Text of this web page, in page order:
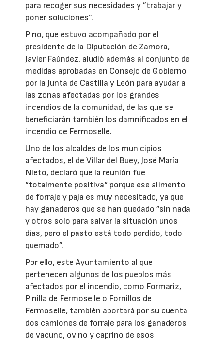
para recoger sus necesidades y ”trabajar y
poner soluciones”.
Pino, que estuvo acompañado por el
presidente de la Diputación de Zamora,
Javier Faúndez, aludió además al conjunto de
medidas aprobadas en Consejo de Gobierno
por la Junta de Castilla y León para ayudar a
las zonas afectadas por los grandes
incendios de la comunidad, de las que se
beneficiarán también los damnificados en el
incendio de Fermoselle.
Uno de los alcaldes de los municipios
afectados, el de Villar del Buey, José María
Nieto, declaró que la reunión fue
“totalmente positiva“ porque ese alimento
de forraje y paja es muy necesitado, ya que
hay ganaderos que se han quedado ”sin nada
y otros solo para salvar la situación unos
días, pero el pasto está todo perdido, todo
quemado”.
Por ello, este Ayuntamiento al que
pertenecen algunos de los pueblos más
afectados por el incendio, como Formariz,
Pinilla de Fermoselle o Fornillos de
Fermoselle, también aportará por su cuenta
dos camiones de forraje para los ganaderos
de vacuno, ovino y caprino de esos